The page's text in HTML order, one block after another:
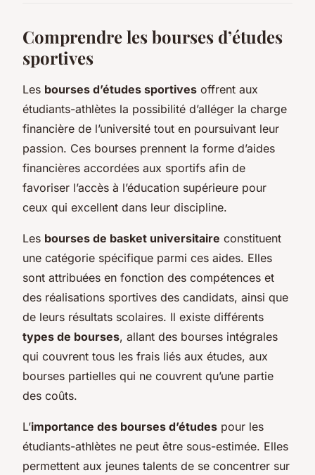
Comprendre les bourses d’études
sportives
Les bourses d’études sportives offrent aux
étudiants-athlètes la possibilité d’alléger la charge
financière de l’université tout en poursuivant leur
passion. Ces bourses prennent la forme d’aides
financières accordées aux sportifs afin de
favoriser l’accès à l’éducation supérieure pour
ceux qui excellent dans leur discipline.
Les bourses de basket universitaire constituent
une catégorie spécifique parmi ces aides. Elles
sont attribuées en fonction des compétences et
des réalisations sportives des candidats, ainsi que
de leurs résultats scolaires. Il existe différents
types de bourses, allant des bourses intégrales
qui couvrent tous les frais liés aux études, aux
bourses partielles qui ne couvrent qu’une partie
des coûts.
L’importance des bourses d’études pour les
étudiants-athlètes ne peut être sous-estimée. Elles
permettent aux jeunes talents de se concentrer sur